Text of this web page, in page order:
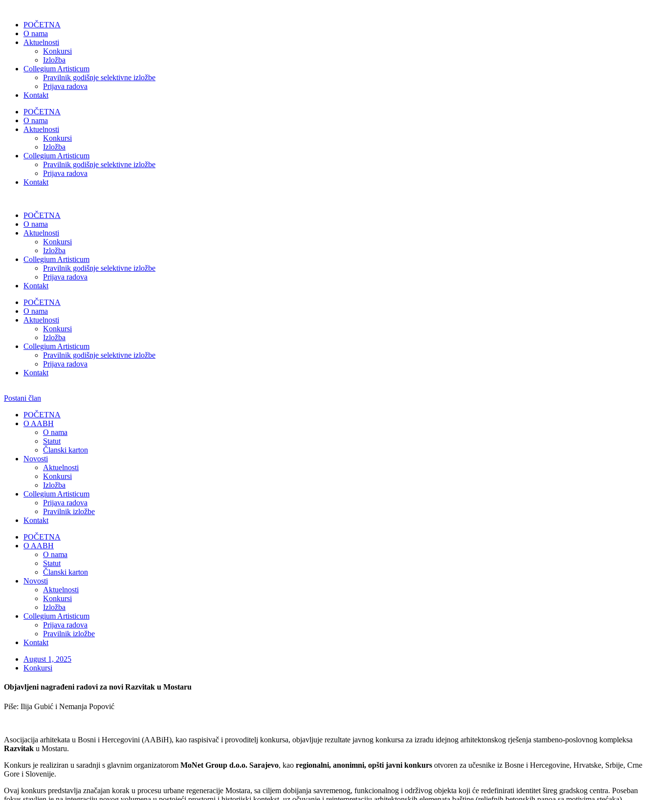
POČETNA
O nama
Aktuelnosti
Konkursi
Izložba
Collegium Artisticum
Pravilnik godišnje selektivne izložbe
Prijava radova
Kontakt
POČETNA
O nama
Aktuelnosti
Konkursi
Izložba
Collegium Artisticum
Pravilnik godišnje selektivne izložbe
Prijava radova
Kontakt
POČETNA
O nama
Aktuelnosti
Konkursi
Izložba
Collegium Artisticum
Pravilnik godišnje selektivne izložbe
Prijava radova
Kontakt
POČETNA
O nama
Aktuelnosti
Konkursi
Izložba
Collegium Artisticum
Pravilnik godišnje selektivne izložbe
Prijava radova
Kontakt
Postani član
POČETNA
O AABH
O nama
Statut
Članski karton
Novosti
Aktuelnosti
Konkursi
Izložba
Collegium Artisticum
Prijava radova
Pravilnik izložbe
Kontakt
POČETNA
O AABH
O nama
Statut
Članski karton
Novosti
Aktuelnosti
Konkursi
Izložba
Collegium Artisticum
Prijava radova
Pravilnik izložbe
Kontakt
August 1, 2025
Konkursi
Objavljeni nagrađeni radovi za novi Razvitak u Mostaru
Piše: Ilija Gubić i Nemanja Popović
Asocijacija arhitekata u Bosni i Hercegovini (AABiH), kao raspisivač i provoditelj konkursa, objavljuje rezultate javnog konkursa za izradu idejnog arhitektonskog rješenja stambeno-poslovnog kompleksa
Razvitak u Mostaru.
Konkurs je realiziran u saradnji s glavnim organizatorom MoNet Group d.o.o. Sarajevo, kao regionalni, anonimni, opšti javni konkurs otvoren za učesnike iz Bosne i Hercegovine, Hrvatske, Srbije, Crne
Gore i Slovenije.
Ovaj konkurs predstavlja značajan korak u procesu urbane regeneracije Mostara, sa ciljem dobijanja savremenog, funkcionalnog i održivog objekta koji će redefinirati identitet šireg gradskog centra. Poseban